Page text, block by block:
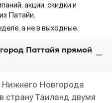
акции, скидки и
Патайи.
а не в выходные.
Паттайя прямой
Новгорода
страну Таиланд двумя